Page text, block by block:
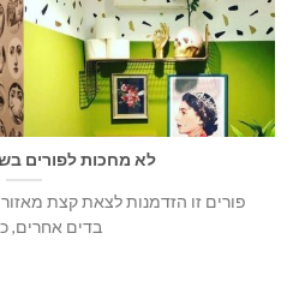
לא מחכות לפורים
פורים זו הזדמנות לצאת קצת
בדים אחרים,